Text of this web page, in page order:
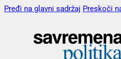
Pređi na glavni sadržaj Preskoči